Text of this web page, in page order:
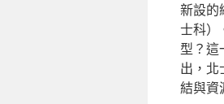
新設的
士科）
型？這
出，北
結與資